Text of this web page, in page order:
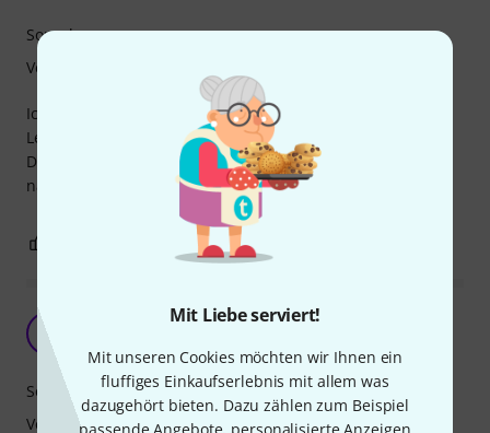
Mit Liebe serviert!
Mit unseren Cookies möchten wir Ihnen ein
fluffiges Einkaufserlebnis mit allem was
dazugehört bieten. Dazu zählen zum Beispiel
Ich besitze schon seit langem eine Handpan von Sela.
Leider kann diese günstige Handpan dort nicht mithalten.
Der Klang ist etwas blechern und sie klingt nicht so lange
nach.
Sound
Verarbeitung
BEWERTUNG MELDEN
A Entspannung pur
Sound
Verarbeitung